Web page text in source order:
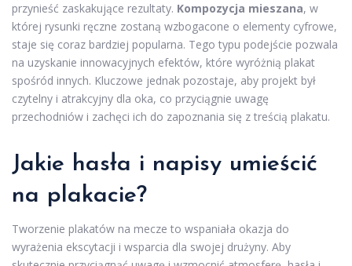
przynieść zaskakujące rezultaty. Kompozycja mieszana, w
której rysunki ręczne zostaną wzbogacone o elementy cyfrowe,
staje się coraz bardziej popularna. Tego typu podejście pozwala
na uzyskanie innowacyjnych efektów, które wyróżnią plakat
spośród innych. Kluczowe jednak pozostaje, aby projekt był
czytelny i atrakcyjny dla oka, co przyciągnie uwagę
przechodniów i zachęci ich do zapoznania się z treścią plakatu.
Jakie hasła i napisy umieścić
na plakacie?
Tworzenie plakatów na mecze to wspaniała okazja do
wyrażenia ekscytacji i wsparcia dla swojej drużyny. Aby